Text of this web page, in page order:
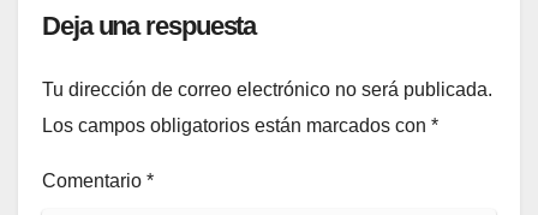
Deja una respuesta
Tu dirección de correo electrónico no será publicada.
Los campos obligatorios están marcados con *
Comentario *